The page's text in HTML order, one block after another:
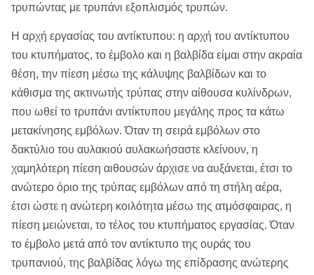
τρυπώντας με τρυπάνι εξοπλισμός τρυπών.
Η αρχή εργασίας του αντίκτυπου: η αρχή του αντίκτυπου
του κτυπήματος, το έμβολο και η βαλβίδα είμαι στην ακραία
θέση, την πίεση μέσω της κάλυψης βαλβίδων και το
κάθισμα της ακτινωτής τρύπας στην αίθουσα κυλίνδρων,
που ωθεί το τρυπάνι αντίκτυπου μεγάλης προς τα κάτω
μετακίνησης εμβόλων. Όταν τη σειρά εμβόλων στο
δακτύλιο του αυλακιού αυλακωήσαστε κλείνουν, η
χαμηλότερη πίεση αιθουσών άρχισε να αυξάνεται, έτσι το
ανώτερο όριο της τρύπας εμβόλων από τη στήλη αέρα,
έτσι ώστε η ανώτερη κοιλότητα μέσω της ατμόσφαιρας, η
πίεση μειώνεται, το τέλος του κτυπήματος εργασίας. Όταν
το έμβολο μετά από τον αντίκτυπο της ουράς του
τρυπανιού, της βαλβίδας λόγω της επίδρασης ανώτερης